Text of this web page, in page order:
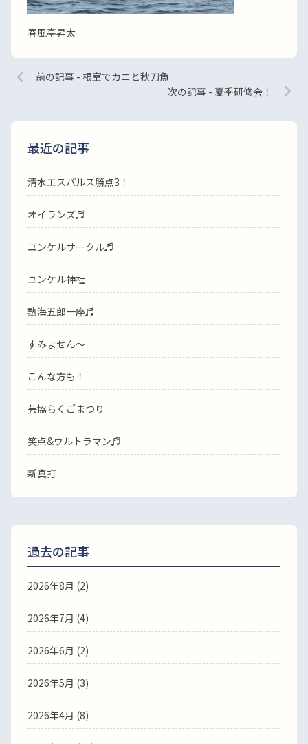
春風亭昇太
前の記事 - 根室でカニと秋刀魚
次の記事 - 夏季研修会！
最近の記事
清水エスパルス勝点3！
オイランズ♬
ユンケルサークル♬
ユンケル神社
熱海五郎一座♬
すみません〜
こんな方も！
芸協らくごまつり
笑点&ウルトラマン♬
新真打
過去の記事
2026年8月 (2)
2026年7月 (4)
2026年6月 (2)
2026年5月 (3)
2026年4月 (8)